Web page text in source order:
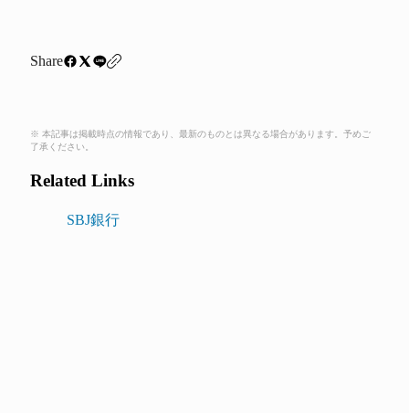
Share
※ 本記事は掲載時点の情報であり、最新のものとは異なる場合があります。予めご
了承ください。
Related Links
SBJ銀行